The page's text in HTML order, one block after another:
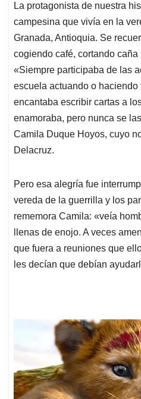
La protagonista de nuestra
campesina que vivía en la
Granada, Antioquia. Se
cogiendo café, cortando
«Siempre participaba de las
escuela actuando o haciendo
encantaba escribir cartas a
enamoraba, pero nunca se
Camila Duque Hoyos, cuyo
Delacruz.
Pero esa alegría fue
vereda de la guerrilla y los
rememora Camila: «veía
llenas de enojo. A veces
que fuera a reuniones que
les decían que debían